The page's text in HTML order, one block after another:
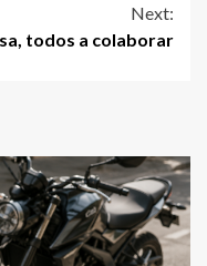
Next:
todos a colaborar